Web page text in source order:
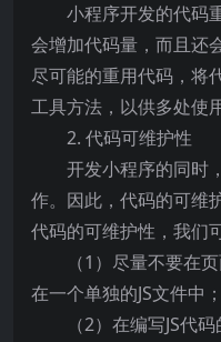
小程序开发的代码
会增加代码量，而且还
尽可能的重用代码，将
工具方法，以供多处使用
2. 代码可维护性
开发小程序的同时
作。因此，代码的可维
代码的可维护性，我们
（1）尽量不要在
在一个单独的JS文件中；
（2）在编写JS代